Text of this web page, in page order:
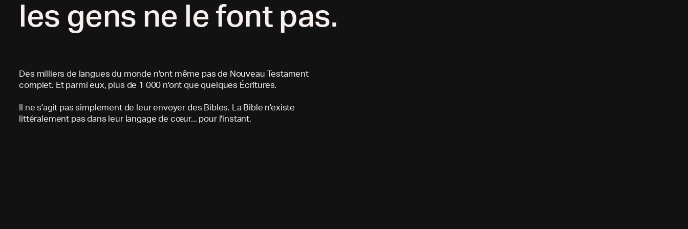
les gens ne le font pas.
Des milliers de langues du monde n'ont même pas de Nouveau Testament
complet. Et parmi eux, plus de 1 000 n'ont que quelques Écritures.
Il ne s'agit pas simplement de leur envoyer des Bibles. La Bible n'existe
littéralement pas dans leur langage de cœur... pour l'instant.